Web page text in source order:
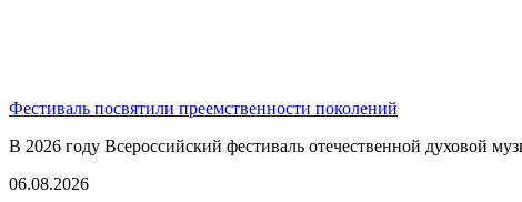
Фестиваль посвятили преемственности поколений
В 2026 году Всероссийский фестиваль отечественной духовой
06.08.2026